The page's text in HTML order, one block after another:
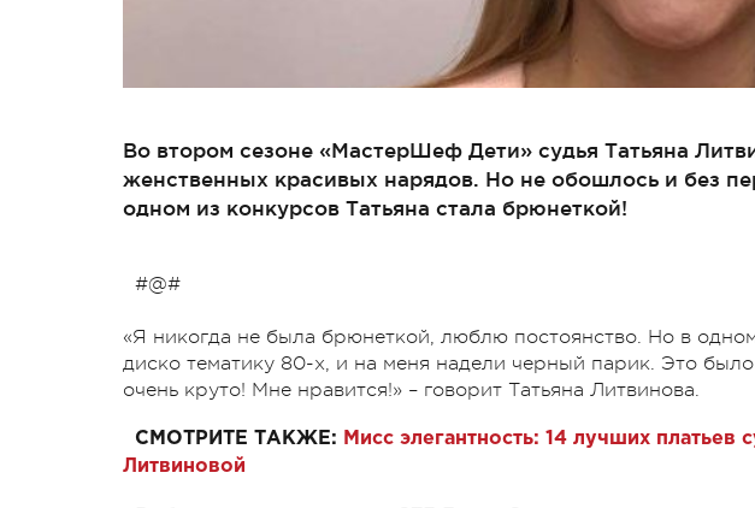
Во втором сезоне «МастерШеф Дети» судья Татьяна
женственных красивых нарядов. Но не обошлось и без
одном из конкурсов Татьяна стала брюнеткой!
#@#
«Я никогда не была брюнеткой, люблю постоянство. Но в
диско тематику 80-х, и на меня надели черный парик. Это
очень круто! Мне нравится!» – говорит Татьяна Литвинова.
СМОТРИТЕ ТАКЖЕ: Мисс элегантность: 14 лучших
Литвиновой